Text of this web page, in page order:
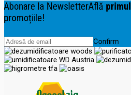
Abonare la NewsletterAflă primul
promoțiile!
Confirm